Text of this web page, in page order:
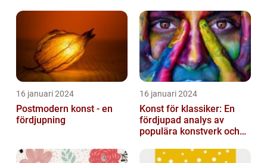
16 januari 2024
Postmodern konst - en
fördjupning
16 januari 2024
Konst för klassiker: En
fördjupad analys av
populära konstverk och